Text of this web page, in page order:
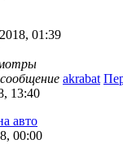
01:39
akrabat
13:40
авто
00:00